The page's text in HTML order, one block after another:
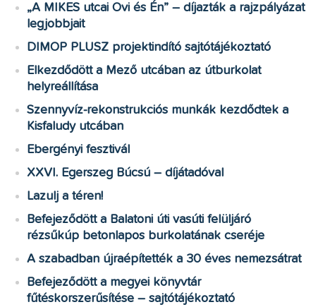
„A MIKES utcai Ovi és Én” – díjazták a rajzpályázat
legjobbjait
DIMOP PLUSZ projektindító sajtótájékoztató
Elkezdődött a Mező utcában az útburkolat
helyreállítása
Szennyvíz-rekonstrukciós munkák kezdődtek a
Kisfaludy utcában
Ebergényi fesztivál
XXVI. Egerszeg Búcsú – díjátadóval
Lazulj a téren!
Befejeződött a Balatoni úti vasúti felüljáró
rézsűkúp betonlapos burkolatának cseréje
A szabadban újraépítették a 30 éves nemezsátrat
Befejeződött a megyei könyvtár
fűtéskorszerűsítése – sajtótájékoztató